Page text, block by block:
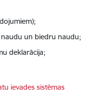
un biedru naudu;
deklarācija;
ievades sistēmas